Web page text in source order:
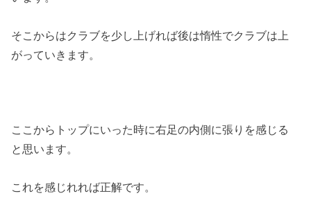
そこからはクラブを少し上げれば後は惰性でクラブは上
がっていきます。
ここからトップにいった時に右足の内側に張りを感じる
と思います。
これを感じれれば正解です。